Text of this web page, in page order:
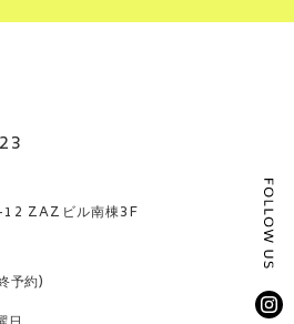
12 ZAZビル南棟3F
予約)